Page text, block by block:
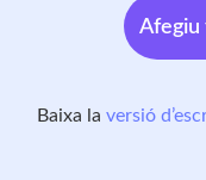
Baixa la versió